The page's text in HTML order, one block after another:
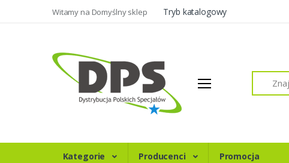
Witamy na Domyślny sklep Tryb katalogowy
Kategorie Producenci Promocja